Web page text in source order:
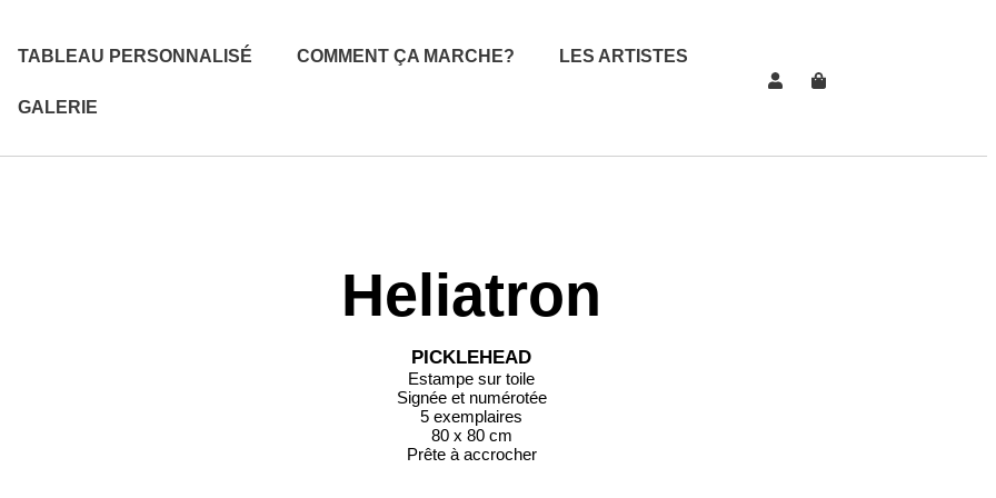
TABLEAU PERSONNALISÉ COMMENT ÇA MARCHE? LES ARTISTES
GALERIE
Heliatron
PICKLEHEAD
Estampe sur toile
Signée et numérotée
5 exemplaires
80 x 80 cm
Prête à accrocher